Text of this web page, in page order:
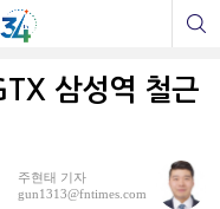
삼성역 철근
주현태 기자
gun1313@fntimes.com